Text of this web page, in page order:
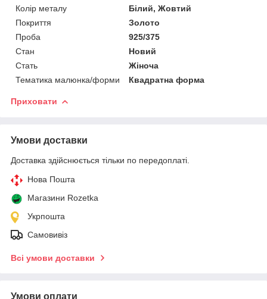
Колір металу
Білий, Жовтий
Покриття
Золото
Проба
925/375
Стан
Новий
Стать
Жіноча
Тематика малюнка/форми
Квадратна форма
Приховати
Умови доставки
Доставка здійснюється тільки по передоплаті.
Нова Пошта
Магазини Rozetka
Укрпошта
Самовивіз
Всі умови доставки
Умови оплати